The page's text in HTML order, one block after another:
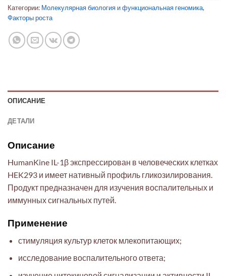
Категории: Молекулярная биология и функциональная геномика,
Факторы роста
ОПИСАНИЕ
ДЕТАЛИ
Описание
HumanKine IL-1β экспрессирован в человеческих клетках
HEK293 и имеет нативный профиль гликозилирования.
Продукт предназначен для изучения воспалительных и
иммунных сигнальных путей.
Применение
стимуляция культур клеток млекопитающих;
исследование воспалительного ответа;